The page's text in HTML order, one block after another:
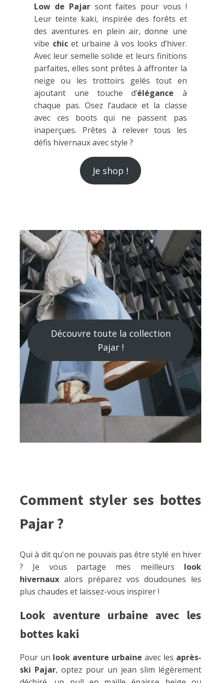
Low de Pajarsont faites pour vous !
Leur teinte kaki, inspirée des forêts et
des aventures en plein air, donne une
vibe chicet urbaine à vos looks d’hiver.
Avec leur semelle solide et leurs finitions
parfaites, elles sont prêtes à affronter la
neige ou les trottoirs gelés tout en
ajoutant une touche d’élégance à
chaque pas. Osez l’audace et la classe
avec ces boots qui ne passent pas
inaperçues. Prêtes à relever tous les
défis hivernaux avec style ?
Je shop !
Découvre toute la collection
Pajar !
Comment styler ses bottes
Pajar ?
Qui à dit qu'on ne pouvais pas être stylé en hiver
? Je vous partage mes meilleurs look
hivernaux alors préparez vos doudounes les
plus chaudes et laissez-vous inspirer !
Look aventure urbaine avec les
bottes kaki
Pour un look aventure urbaine avec les après-
ski Pajar, optez pour un jean slim légèrement